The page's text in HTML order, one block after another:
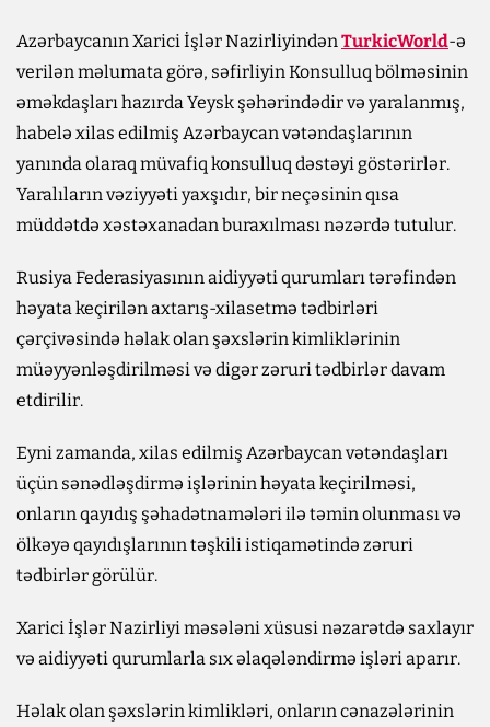
Azərbaycanın Xarici İşlər NazirliyindənTurkicWorld-ə
verilən məlumata görə, səfirliyin Konsulluq bölməsinin
əməkdaşları hazırda Yeysk şəhərindədir və yaralanmış,
habelə xilas edilmiş Azərbaycan vətəndaşlarının
yanında olaraq müvafiq konsulluq dəstəyi göstərirlər.
Yaralıların vəziyyəti yaxşıdır, bir neçəsinin qısa
müddətdə xəstəxanadan buraxılması nəzərdə tutulur.
Rusiya Federasiyasının aidiyyəti qurumları tərəfindən
həyata keçirilən axtarış-xilasetmə tədbirləri
çərçivəsində həlak olan şəxslərin kimliklərinin
müəyyənləşdirilməsi və digər zəruri tədbirlər davam
etdirilir.
Eyni zamanda, xilas edilmiş Azərbaycan vətəndaşları
üçün sənədləşdirmə işlərinin həyata keçirilməsi,
onların qayıdış şəhadətnamələri ilə təmin olunması və
ölkəyə qayıdışlarının təşkili istiqamətində zəruri
tədbirlər görülür.
Xarici İşlər Nazirliyi məsələni xüsusi nəzarətdə saxlayır
və aidiyyəti qurumlarla sıx əlaqələndirmə işləri aparır.
Həlak olan şəxslərin kimlikləri, onların cənazələrinin